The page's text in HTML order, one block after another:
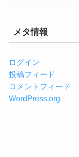
メタ情報
ログイン
投稿フィード
コメントフィード
WordPress.org